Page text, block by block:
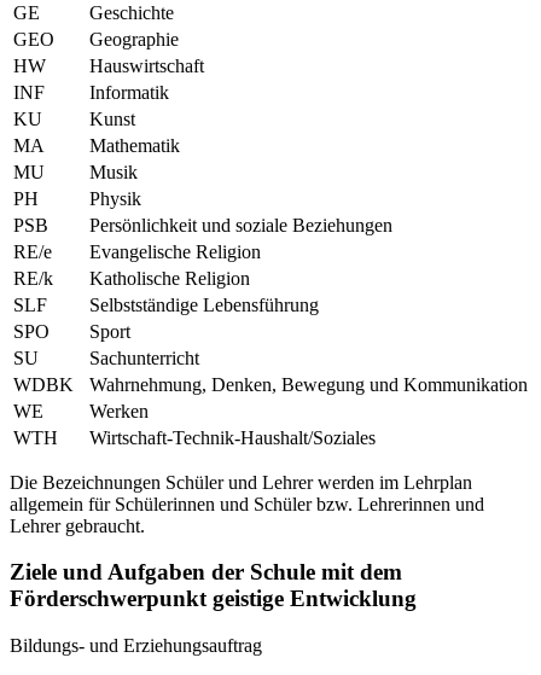
GE
Geschichte
GEO
Geographie
HW
Hauswirtschaft
INF
Informatik
KU
Kunst
MA
Mathematik
MU
Musik
PH
Physik
PSB
Persönlichkeit und soziale Beziehungen
RE/e
Evangelische Religion
RE/k
Katholische Religion
SLF
Selbstständige Lebensführung
SPO
Sport
SU
Sachunterricht
WDBK
Wahrnehmung, Denken, Bewegung und Kommunikation
WE
Werken
WTH
Wirtschaft-Technik-Haushalt/Soziales
Die Bezeichnungen Schüler und Lehrer werden im Lehrplan
allgemein für Schülerinnen und Schüler bzw. Lehrerinnen und
Lehrer gebraucht.
Ziele und Aufgaben der Schule mit dem
Förderschwerpunkt geistige Entwicklung
Bildungs- und Erziehungsauftrag